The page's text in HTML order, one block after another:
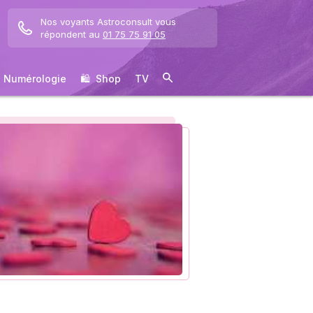
Nos voyants Astroconsult vous
répondent au 01 75 75 91 05
Numérologie 🛍 ️ Shop TV